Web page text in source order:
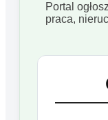
Portal
praca,